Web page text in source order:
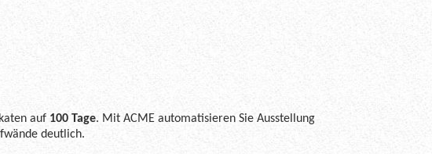
auf 100 Tage. Mit ACME automatisieren Sie Ausstellung
deutlich.